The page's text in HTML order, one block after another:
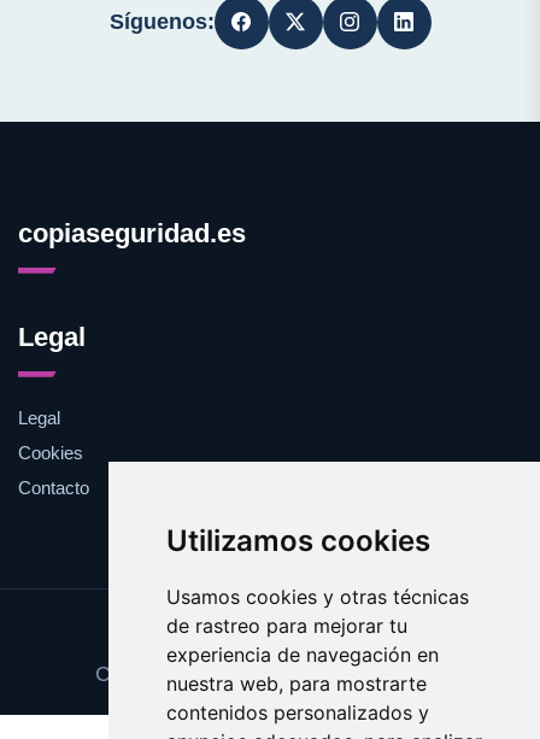
Utilizamos cookies
Usamos cookies y otras técnicas
de rastreo para mejorar tu
experiencia de navegación en
nuestra web, para mostrarte
contenidos personalizados y
Síguenos:
copiaseguridad.es
Legal
Legal
Cookies
Contacto
Update cookies preferences
Copyright © 2025 copiaseguridad.es